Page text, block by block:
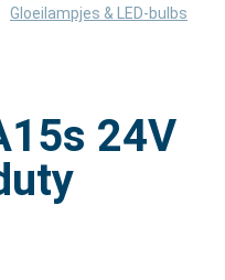
Gloeilampjes & LED-bulbs
24V